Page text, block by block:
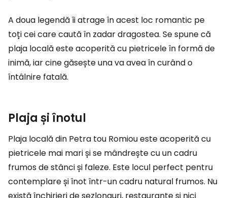
A doua legendă îi atrage în acest loc romantic pe
toți cei care caută în zadar dragostea. Se spune că
plaja locală este acoperită cu pietricele în formă de
inimă, iar cine găsește una va avea în curând o
întâlnire fatală.
Plaja și înotul
Plaja locală din Petra tou Romiou este acoperită cu
pietricele mai mari și se mândrește cu un cadru
frumos de stânci și faleze. Este locul perfect pentru
contemplare și înot într-un cadru natural frumos. Nu